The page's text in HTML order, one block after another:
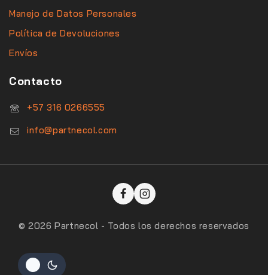
Manejo de Datos Personales
Política de Devoluciones
Envíos
Contacto
‪+57 316 0266555‬
info@partnecol.com
© 2026 Partnecol - Todos los derechos reservados